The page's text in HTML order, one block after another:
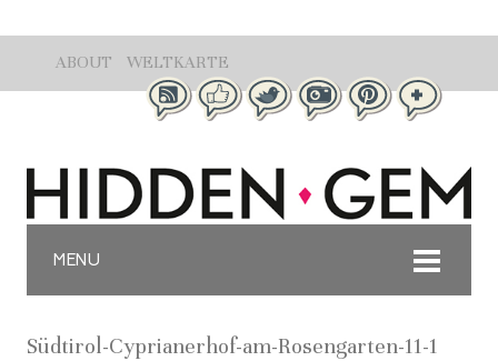
ABOUT WELTKARTE
MENU
Südtirol-Cyprianerhof-am-Rosengarten-11-1